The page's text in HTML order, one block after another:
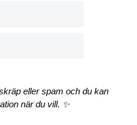
eller spam och du kan
när du vill. ✨